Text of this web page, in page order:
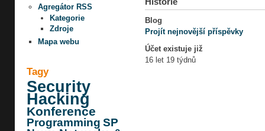
Agregátor RSS
Kategorie
Zdroje
Mapa webu
Tagy
Security
Hacking
Konference
Programming SP
Historie
Blog
Projít nejnovější příspěvky
Účet existuje již
16 let 19 týdnů